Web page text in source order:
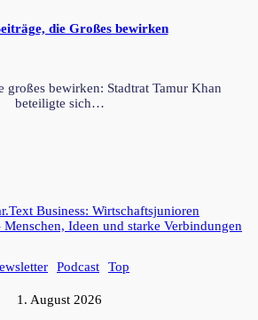
die Großes bewirken
großes bewirken: Stadtrat Tamur Khan
beteiligte sich…
Podcast Top
1. August 2026